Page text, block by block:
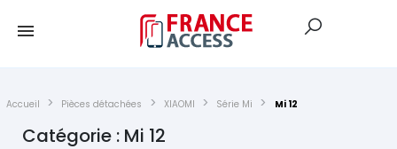
Accueil Pièces détachées XIAOMI Série Mi Mi 12
Catégorie : Mi 12